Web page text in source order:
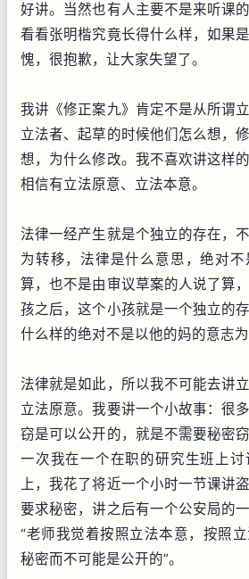
好讲。当然也有人主要不是来听课
看看张明楷究竟长得什么样，如果
愧，很抱歉，让大家失望了。
我讲《修正案九》肯定不是从所谓
立法者、起草的时候他们怎么想，
想，为什么修改。我不喜欢讲这样
相信有立法原意、立法本意。
法律一经产生就是个独立的存在，
为转移，法律是什么意思，绝对
算，也不是由审议草案的人说了算
孩之后，这个小孩就是一个独立的
什么样的绝对不是以他的妈的意志为
法律就是如此，所以我不可能去讲
立法原意。我要讲一个小故事：很
窃是可以公开的，就是不需要秘密
一次我在一个在职的研究生班上
上，我花了将近一个小时一节课讲
要求秘密，讲之后有一个公安局的
“老师我觉着按照立法本意，按照
秘密而不可能是公开的”。